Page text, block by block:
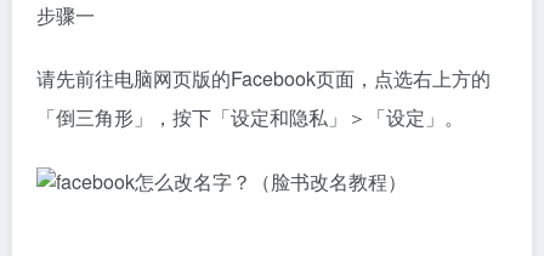
步骤一
请先前往电脑网页版的Facebook页面，点选右上方的
「倒三角形」，按下「设定和隐私」＞「设定」。